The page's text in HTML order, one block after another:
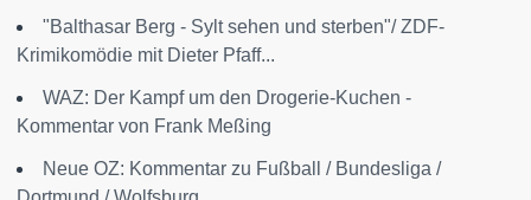
"Balthasar Berg - Sylt sehen und sterben"/ ZDF-
Krimikomödie mit Dieter Pfaff...
WAZ: Der Kampf um den Drogerie-Kuchen -
Kommentar von Frank Meßing
Neue OZ: Kommentar zu Fußball / Bundesliga /